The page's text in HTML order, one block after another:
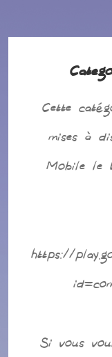
Cette
mises à
Mobile le
https://
Si vous